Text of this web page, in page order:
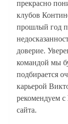
прекрасно
клубов
прошлый год
доверие.
командой мы
подбирается
карьерой
рекомендуем с
сайта.